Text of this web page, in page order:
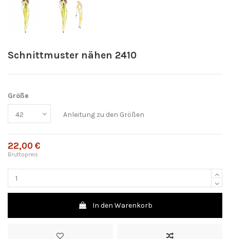
Schnittmuster nähen 2410
Größe
Anleitung zu den Größen
22,00 €
Bruttopreis
In den Warenkorb